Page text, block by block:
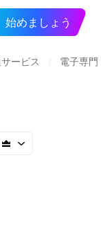
始めましょう
ービス 電子専門